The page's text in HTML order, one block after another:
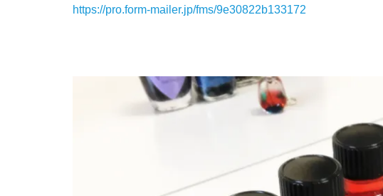
https://pro.form-mailer.jp/fms/9e30822b133172